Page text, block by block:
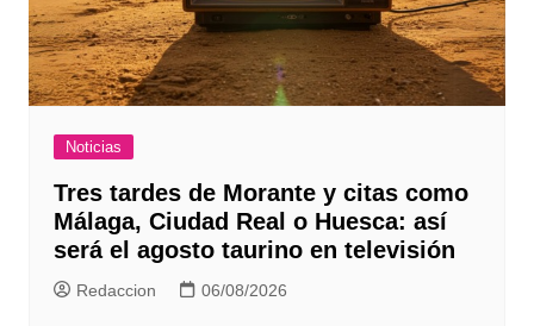
Noticias
Tres tardes de Morante y citas como
Málaga, Ciudad Real o Huesca: así
será el agosto taurino en televisión
Redaccion 06/08/2026